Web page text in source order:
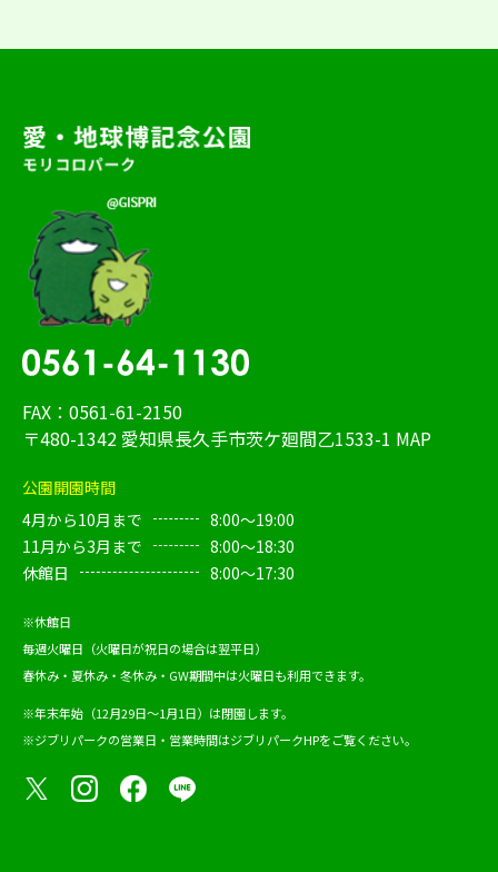
FAX：0561-61-2150
〒480-1342 愛知県長久手市茨ケ廻間乙1533-1 MAP
公園開園時間
4月から10月まで
8:00～19:00
11月から3月まで
8:00～18:30
休館日
8:00～17:30
※休館日
毎週火曜日（火曜日が祝日の場合は翌平日）
春休み・夏休み・冬休み・GW期間中は火曜日も利用できます。
※年末年始（12月29日～1月1日）は閉園します。
※ジブリパークの営業日・営業時間はジブリパークHPをご覧ください。